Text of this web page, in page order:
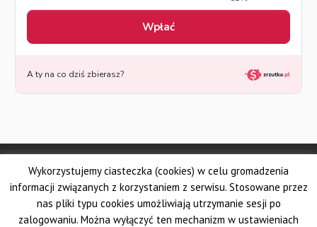
© Made by DSKS Frontis
Dolnośląskie Stowarzyszenie Kuratorów Sądowych FRONTIS
Fundacja PROBARE
Krajowe Stowarzyszenie Zawodowych Kuratorów Sądowych
Wielkopolskie Stowarzyszenie Kuratorów Sądowych
Wykorzystujemy ciasteczka (cookies) w celu gromadzenia
informacji związanych z korzystaniem z serwisu. Stosowane przez
nas pliki typu cookies umożliwiają utrzymanie sesji po
zalogowaniu. Można wyłączyć ten mechanizm w ustawieniach